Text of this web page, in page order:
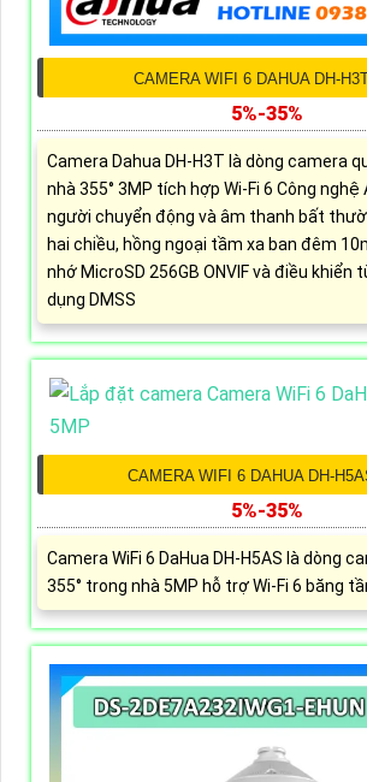
CAMERA WIFI 6 DAHUA DH-
5%-35%
Camera Dahua DH-H3T là dòng camera
nhà 355° 3MP tích hợp Wi-Fi 6 Công nghệ
người chuyển động và âm thanh bất
hai chiều, hồng ngoại tầm xa ban đêm
nhớ MicroSD 256GB ONVIF và điều khiển
dụng DMSS
CAMERA WIFI 6 DAHUA DH-
5%-35%
Camera WiFi 6 DaHua DH-H5AS là dòng
355° trong nhà 5MP hỗ trợ Wi-Fi 6 băng